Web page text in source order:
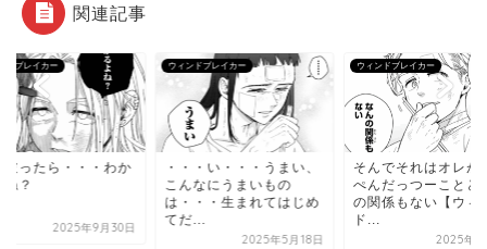
関連記事
ドブレイカー
破ったら・・・わか
ね？
2025年9月30日
ウィンドブレイカー
・・・い・・・うまい、
こんなにうまいもの
は・・・生まれてはじめ
てだ...
2025年5月18日
ウィンドブレイカー
そんでそれはオレが
ぺんだっつーことと
の関係もない【ウィ
ド...
2025年5